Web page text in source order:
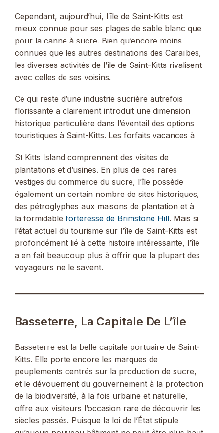
Cependant, aujourd’hui, l’île de Saint-Kitts est
mieux connue pour ses plages de sable blanc que
pour la canne à sucre. Bien qu’encore moins
connues que les autres destinations des Caraïbes,
les diverses activités de l’île de Saint-Kitts rivalisent
avec celles de ses voisins.
Ce qui reste d’une industrie sucrière autrefois
florissante a clairement introduit une dimension
historique particulière dans l’éventail des options
touristiques à Saint-Kitts. Les forfaits vacances à
St Kitts Island comprennent des visites de
plantations et d’usines. En plus de ces rares
vestiges du commerce du sucre, l’île possède
également un certain nombre de sites historiques,
des pétroglyphes aux maisons de plantation et à
la formidable forteresse de Brimstone Hill. Mais si
l’état actuel du tourisme sur l’île de Saint-Kitts est
profondément lié à cette histoire intéressante, l’île
a en fait beaucoup plus à offrir que la plupart des
voyageurs ne le savent.
Basseterre, La Capitale De L’île
Basseterre est la belle capitale portuaire de Saint-
Kitts. Elle porte encore les marques de
peuplements centrés sur la production de sucre,
et le dévouement du gouvernement à la protection
de la biodiversité, à la fois urbaine et naturelle,
offre aux visiteurs l’occasion rare de découvrir les
siècles passés. Puisque la loi de l’État stipule